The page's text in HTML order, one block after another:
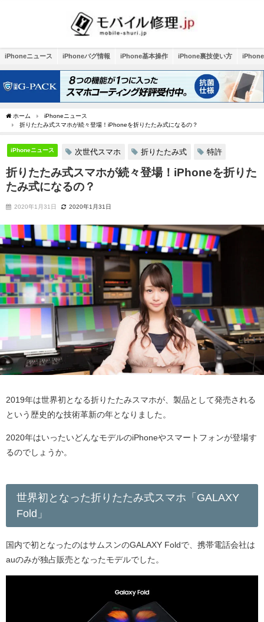
iPhoneニュース iPhoneバグ情報 iPhone基本操作 iPhone裏技使い方
ホーム
iPhoneニュース
折りたたみ式スマホが続々登場！iPhoneを折りたたみ式になるの？
iPhoneニュース 次世代スマホ 折りたたみ式 特許
折りたたみ式スマホが続々登場！iPhoneを折りた
たみ式になるの？
2020年1月31日 2020年1月31日
2019年は世界初となる折りたたみスマホが、製品として発売される
という歴史的な技術革新の年となりました。
2020年はいったいどんなモデルのiPhoneやスマートフォンが登場す
るのでしょうか。
世界初となった折りたたみ式スマホ「GALAXY
Fold」
国内で初となったのはサムスンのGALAXY Foldで、携帯電話会社は
auのみが独占販売となったモデルでした。